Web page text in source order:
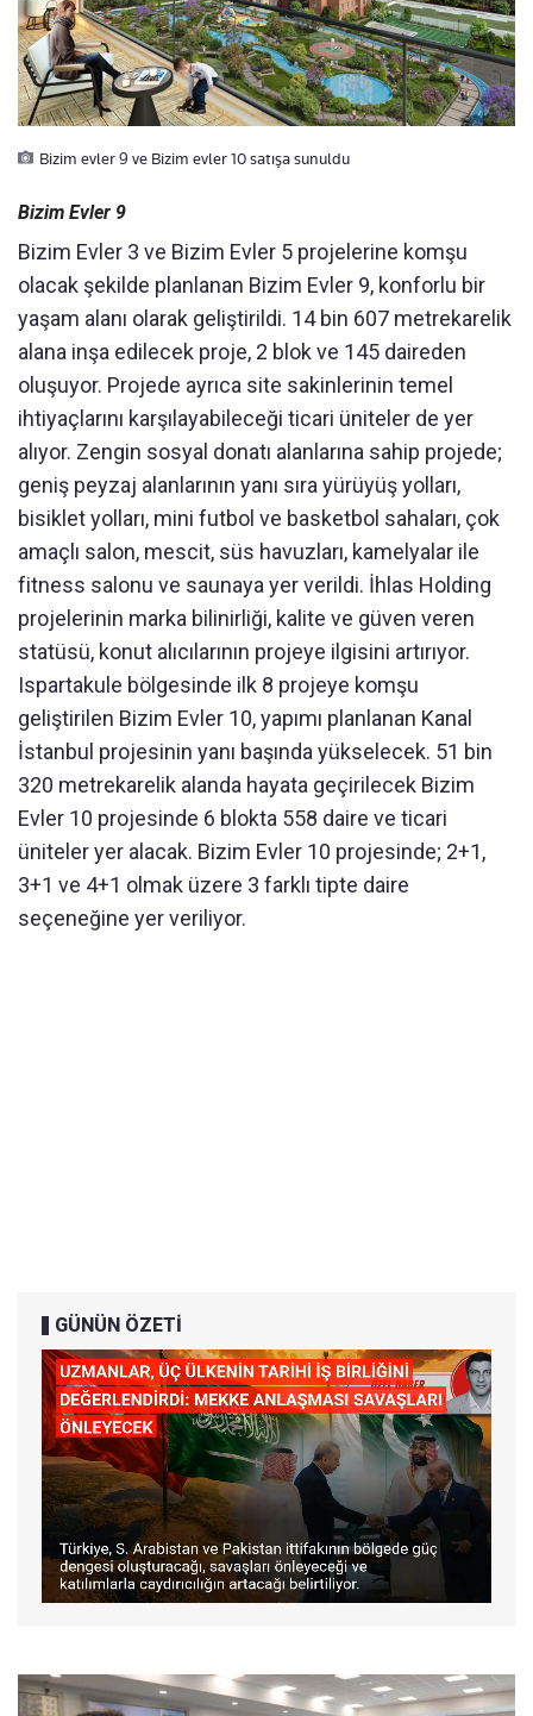
Bizim evler 9 ve Bizim evler 10 satışa sunuldu
Bizim Evler 9
Bizim Evler 3 ve Bizim Evler 5 projelerine komşu
olacak şekilde planlanan Bizim Evler 9, konforlu bir
yaşam alanı olarak geliştirildi. 14 bin 607 metrekarelik
alana inşa edilecek proje, 2 blok ve 145 daireden
oluşuyor. Projede ayrıca site sakinlerinin temel
ihtiyaçlarını karşılayabileceği ticari üniteler de yer
alıyor. Zengin sosyal donatı alanlarına sahip projede;
geniş peyzaj alanlarının yanı sıra yürüyüş yolları,
bisiklet yolları, mini futbol ve basketbol sahaları, çok
amaçlı salon, mescit, süs havuzları, kamelyalar ile
fitness salonu ve saunaya yer verildi. İhlas Holding
projelerinin marka bilinirliği, kalite ve güven veren
statüsü, konut alıcılarının projeye ilgisini artırıyor.
Ispartakule bölgesinde ilk 8 projeye komşu
geliştirilen Bizim Evler 10, yapımı planlanan Kanal
İstanbul projesinin yanı başında yükselecek. 51 bin
320 metrekarelik alanda hayata geçirilecek Bizim
Evler 10 projesinde 6 blokta 558 daire ve ticari
üniteler yer alacak. Bizim Evler 10 projesinde; 2+1,
3+1 ve 4+1 olmak üzere 3 farklı tipte daire
seçeneğine yer veriliyor.
GÜNÜN ÖZETİ